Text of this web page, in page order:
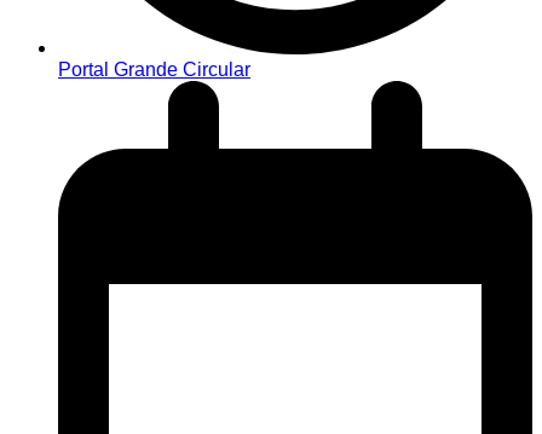
Portal Grande Circular